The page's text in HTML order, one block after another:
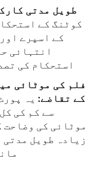
طویل مدتی
کوٹنگ کے
کے اسپرے
انتہائی
استحکام کی
فلم کی موٹائی
کے تقاضے: یہ
زیادہ طویل